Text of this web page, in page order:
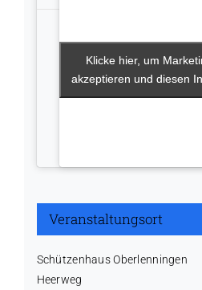
Veranstaltungsort
Schützenhaus Oberlenningen
Heerweg
Klicke hier, um
akzeptieren und diesen
Klicke hier, um
akzeptieren und diesen